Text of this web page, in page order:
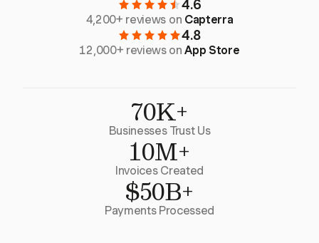
4.6
4,200+ reviews on Capterra
4.8
12,000+ reviews onApp Store
70K+
Businesses Trust Us
10M+
Invoices Created
$50B+
Payments Processed